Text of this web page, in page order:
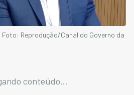
Reprodução/Canal do Governo da
conteúdo...